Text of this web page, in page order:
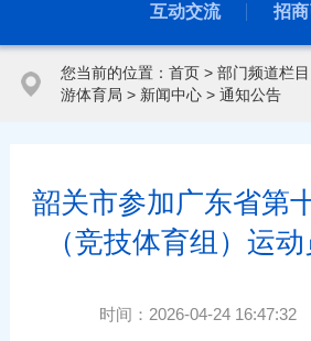
互动交流 招
您当前的位置： 首页> 部门频道栏目
游体育局 > 新闻中心> 通知公告
韶关市参加广东省第
（竞技体育组）运
时间： 2026-04-24 16:47:32